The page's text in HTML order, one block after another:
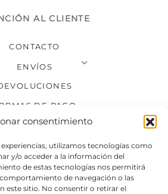
consentimiento
utilizamos tecnologías como
y/o acceder a la información del
de estas tecnologías nos permitirá
de navegación o las
este sitio. No consentir o retirar el
AL CLIENTE
CONTACTO
ENVÍOS
DE PAGO
SÍGUENOS